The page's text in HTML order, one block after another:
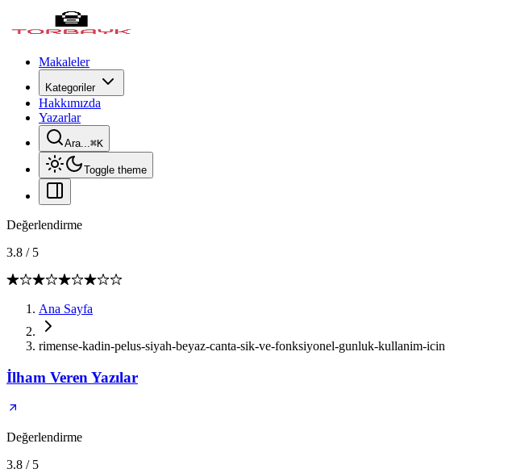
Makaleler
Kategoriler
Hakkımızda
Yazarlar
Ara...⌘K
Toggle theme
Değerlendirme
3.8 / 5
Ana Sayfa
rimense-kadin-pelus-siyah-beyaz-canta-sik-ve-fonksiyonel-gunluk-kullanim-icin
İlham Veren Yazılar
Değerlendirme
3.8 / 5